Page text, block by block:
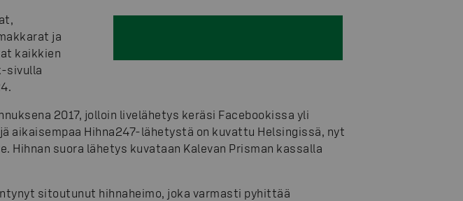
ja
kaikkien
sivulla
2017, jolloin livelähetys keräsi Facebookissa yli
aikaisempaa Hihna247-lähetystä on kuvattu Helsingissä, nyt
Hihnan suora lähetys kuvataan Kalevan Prisman kassalla
sitoutunut hihnaheimo, joka varmasti pyhittää